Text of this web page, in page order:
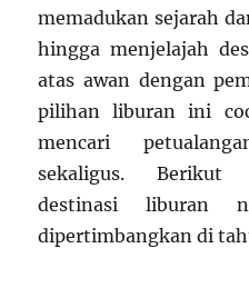
memadukan sejarah
hingga menjelajah
atas awan dengan
pilihan liburan ini
mencari
sekaligus. Berikut
destinasi liburan
dipertimbangkan di